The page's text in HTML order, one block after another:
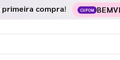
primeira compra! CUPOM